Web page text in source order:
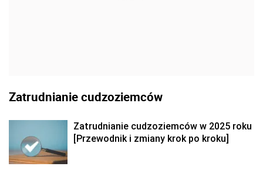
Zatrudnianie cudzoziemców
Zatrudnianie cudzoziemców w 2025 roku
[Przewodnik i zmiany krok po kroku]